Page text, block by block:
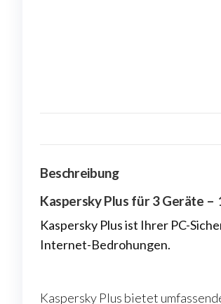
Beschreibung
Kaspersky Plus für 3 Geräte –
Kaspersky Plus ist Ihrer PC-
Internet-Bedrohungen.
Kaspersky Plus bietet